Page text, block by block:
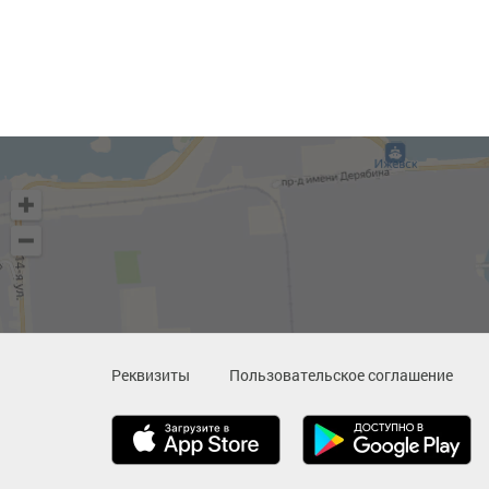
Реквизиты Пользовательское соглашение